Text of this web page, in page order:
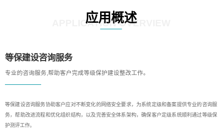
应用概述
APPLICATION OVERVIEW
等保建设咨询服务
专业的咨询服务,帮助客户完成等级保护建设整改工作。
等保建设咨询服务协助客户应对不断变化的网络安全要求，为系统定级和备案提供专业的咨询服
务，帮助改进流程和优化组织结构，以及完善安全体系架构，确保客户定级系统顺利通过等级保
护测评工作。